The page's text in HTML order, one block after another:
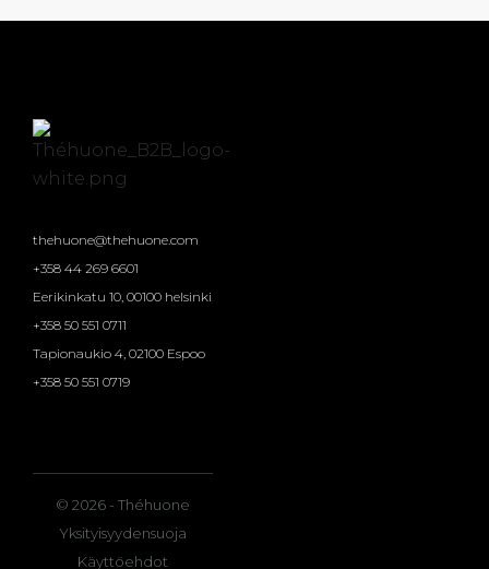
thehuone@thehuone.com
+358 44 269 6601
Eerikinkatu 10, 00100 helsinki
+358 50 551 0711
Tapionaukio 4, 02100 Espoo
+358 50 551 0719
© 2026 - Théhuone
Yksityisyydensuoja
Käyttöehdot